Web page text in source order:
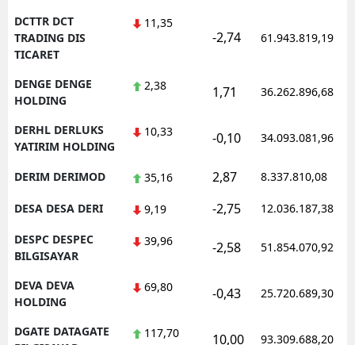
DCTTR DCT
TRADING DIS
TICARET
11,35
-2,74 61.943.819,19
DENGE DENGE
HOLDING
2,38 1,71 36.262.896,68
DERHL DERLUKS
YATIRIM HOLDING
10,33 -0,10 34.093.081,96
DERIM DERIMOD 35,16 2,87 8.337.810,08
DESA DESA DERI 9,19 -2,75 12.036.187,38
DESPC DESPEC
BILGISAYAR
39,96 -2,58 51.854.070,92
DEVA DEVA
HOLDING
69,80 -0,43 25.720.689,30
DGATE DATAGATE
117,70 10,00 93.309.688,20